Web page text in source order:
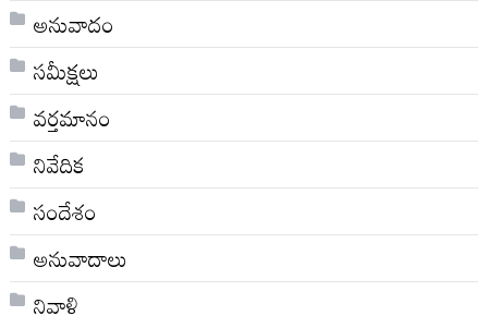
అనువాదం
సమీక్షలు
వర్తమానం
నివేదిక
సందేశం
అనువాదాలు
నివాళి